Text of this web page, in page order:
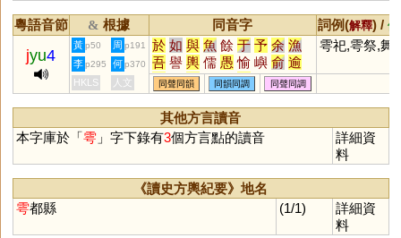
粵語音節 & 根據 同音字 詞例(解釋) /
jyu4
黃 p50 周 p191 於 如 與 魚 餘 于 予 余 漁
吾 譽 輿 儒 愚 愉 嶼 俞 逾
迂 娛 禺 榆 蠕 虞 渝 隅 圩
瑜 茹 庾 孺 嵎 盂 銣 揄 諛
腴 竽 歟 濡 喁 畬 臾 嚅 覦
璵 臑 艅 崳 旟 繻 邘 歈 毹
狳 窬 萸 薷 襦 髃 蝓
褕 帤 挐 舁 湡 袽 隃 牏 睮
羭 蕍 蕠 嬬 鴽 謣 鰅 轝 醹
鸆 齵 鸒 擩 堣 杅 楰 腢 媮
蒘 硢
釪 鮽 筎 螸 籅 曘 蝡
雩祀,雩祭,舞
李 p295 何 p370
HKLS 人文 同聲同韻 同韻同調 同聲同調
其他方言讀音
本字庫於「雩」字下錄有3個方言點的讀音
詳細資
料
《讀史方輿紀要》地名
雩都縣 (1/1)
詳細資
料